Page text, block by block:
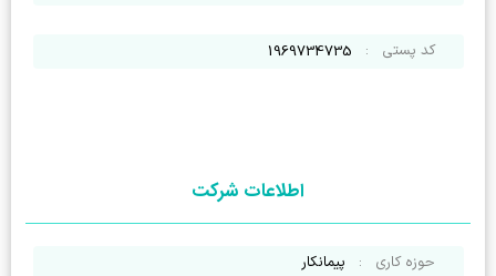
کد پستی :
1969734735
اطلاعات شرکت
حوزه کاری : پیمانکار